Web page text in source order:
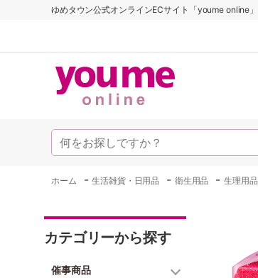
ゆめタウン公式オンラインECサイト「youme online」
ホーム -生活雑貨・日用品 - 衛生用品 - 生理用品
カテゴリーから探す
催事商品